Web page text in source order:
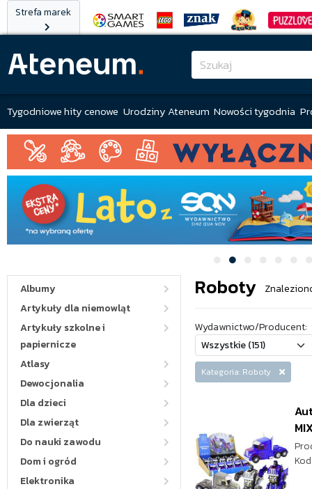
Strefa marek
Tygodniowe hity cenowe Urodziny Ateneum Nowości tygodnia
Albumy
Artykuły dla niemowląt
Artykuły szkolne i
papiernicze
Atlasy
Dewocjonalia
Dla dzieci
Dla zwierząt
Do nauki zawodu
Dom i ogród
Elektronika
Roboty
Wydawnictwo/Producent:
Kategoria: Roboty